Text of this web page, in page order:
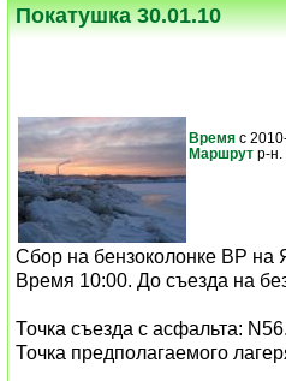
Покатушка 30.01.10
Время с
Маршрут р-н.
Сбор на бензоколонке BP
Время 10:00. До съезда на
Точка съезда с асфальта:
Точка предполагаемого